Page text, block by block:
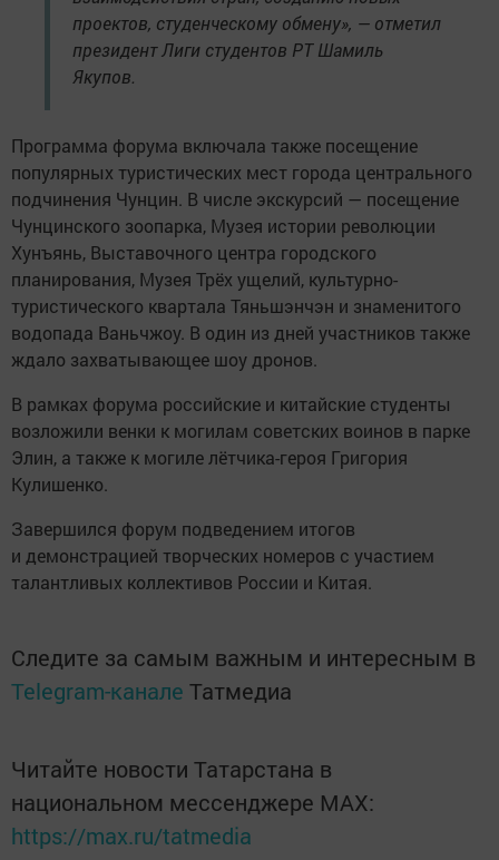
проектов, студенческому обмену», — отметил
президент Лиги студентов РТ Шамиль
Якупов.
Программа форума включала также посещение
популярных туристических мест города центрального
подчинения Чунцин. В числе экскурсий — посещение
Чунцинского зоопарка, Музея истории революции
Хунъянь, Выставочного центра городского
планирования, Музея Трёх ущелий, культурно-
туристического квартала Тяньшэнчэн и знаменитого
водопада Ваньчжоу. В один из дней участников также
ждало захватывающее шоу дронов.
В рамках форума российские и китайские студенты
возложили венки к могилам советских воинов в парке
Элин, а также к могиле лётчика-героя Григория
Кулишенко.
Завершился форум подведением итогов
и демонстрацией творческих номеров с участием
талантливых коллективов России и Китая.
Следите за самым важным и интересным в
Telegram-канале Татмедиа
Читайте новости Татарстана в
национальном мессенджере MАХ:
https://max.ru/tatmedia